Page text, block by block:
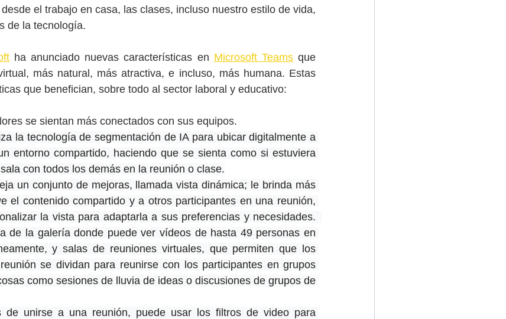
el trabajo en casa, las clases, incluso nuestro estilo de vida,
de la tecnología.
ha anunciado nuevas características en Microsoft Teams que
más natural, más atractiva, e incluso, más humana. Estas
que benefician, sobre todo al sector laboral y educativo:
se sientan más conectados con sus equipos.
la tecnología de segmentación de IA para ubicar digitalmente a
entorno compartido, haciendo que se sienta como si estuviera
con todos los demás en la reunión o clase.
un conjunto de mejoras, llamada vista dinámica; le brinda más
el contenido compartido y a otros participantes en una reunión,
la vista para adaptarla a sus preferencias y necesidades.
de la galería donde puede ver vídeos de hasta 49 personas en
y salas de reuniones virtuales, que permiten que los
se dividan para reunirse con los participantes en grupos
como sesiones de lluvia de ideas o discusiones de grupos de
de unirse a una reunión, puede usar los filtros de video para